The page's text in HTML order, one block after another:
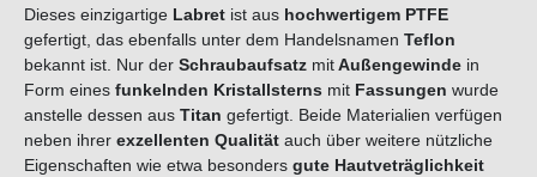
Dieses einzigartige Labret ist aus hochwertigem PTFE
gefertigt, das ebenfalls unter dem Handelsnamen Teflon
bekannt ist. Nur der Schraubaufsatz mitAußengewinde in
Form eines funkelnden Kristallsterns mit Fassungen wurde
anstelle dessen aus Titan gefertigt. Beide Materialien verfügen
neben ihrer exzellenten Qualität auch über weitere nützliche
Eigenschaften wie etwa besonders gute Hautveträglichkeit